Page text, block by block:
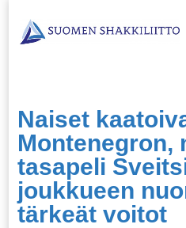
Naiset
Montenegron,
tasapeli
joukkueen
tärkeät voitot